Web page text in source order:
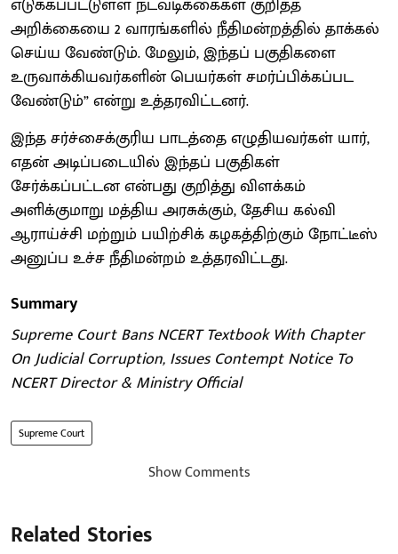
அறிக்கையை 2 வாரங்களில் நீதிமன்றத்தில் தாக்கல்
செய்ய வேண்டும். மேலும், இந்தப் பகுதிகளை
உருவாக்கியவர்களின் பெயர்கள் சமர்ப்பிக்கப்பட
வேண்டும்” என்று உத்தரவிட்டனர்.
இந்த சர்ச்சைக்குரிய பாடத்தை எழுதியவர்கள் யார்,
எதன் அடிப்படையில் இந்தப் பகுதிகள்
சேர்க்கப்பட்டன என்பது குறித்து விளக்கம்
அளிக்குமாறு மத்திய அரசுக்கும், தேசிய கல்வி
ஆராய்ச்சி மற்றும் பயிற்சிக் கழகத்திற்கும் நோட்டீஸ்
அனுப்ப உச்ச நீதிமன்றம் உத்தரவிட்டது.
Summary
Supreme Court Bans NCERT Textbook With Chapter
On Judicial Corruption, Issues Contempt Notice To
NCERT Director & Ministry Official
Supreme Court
Show Comments
Related Stories